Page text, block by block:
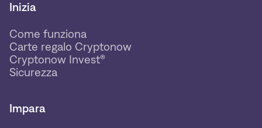
Inizia
Come funziona
Carte regalo Cryptonow
Cryptonow Invest®
Sicurezza
Impara